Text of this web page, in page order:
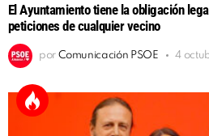
El Ayuntamiento tiene la obligación
peticiones de cualquier vecino
por Comunicación PSOE 4